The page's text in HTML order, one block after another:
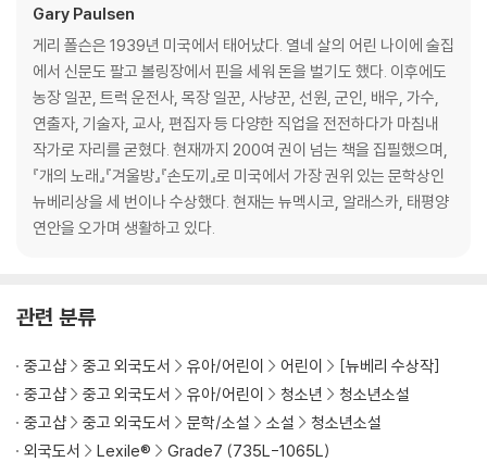
y classic has been the survival story with which all others are c
ompared. This new edition, with a reading group guide, will intr
oduce a new generation of readers to this page-turning, hear
t-stopping adventure.
Gary Paulsen
게리 폴슨은 1939년 미국에서 태어났다. 열네 살의 어린 나이에 술집
에서 신문도 팔고 볼링장에서 핀을 세워 돈을 벌기도 했다. 이후에도
농장 일꾼, 트럭 운전사, 목장 일꾼, 사냥꾼, 선원, 군인, 배우, 가수,
연출자, 기술자, 교사, 편집자 등 다양한 직업을 전전하다가 마침내
작가로 자리를 굳혔다. 현재까지 200여 권이 넘는 책을 집필했으며,
『개의 노래』『겨울방』『손도끼』로 미국에서 가장 권위 있는 문학상인
뉴베리상을 세 번이나 수상했다. 현재는 뉴멕시코, 알래스카, 태평양
연안을 오가며 생활하고 있다.
관련 분류
중고샵 중고 외국도서 유아/어린이 어린이
[뉴베리 수상작]
중고샵
중고 외국도서 유아/어린이 청소년
청소년소설
중고샵
중고 외국도서 문학/소설 소설
청소년소설
외국도서
Lexile®
Grade7 (735L-1065L)